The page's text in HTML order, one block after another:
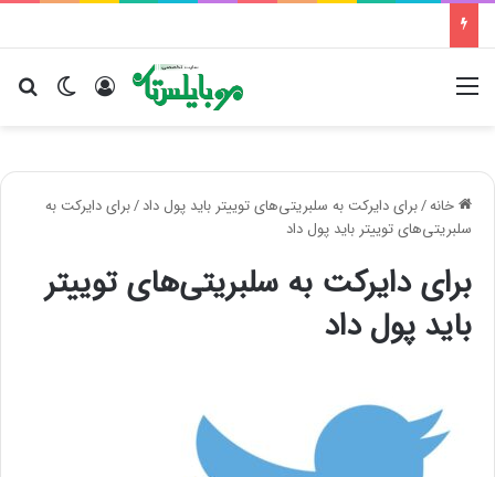
تغییر ورود
خانه/برای دایرکت به سلبریتی‌های توییتر باید پول داد/برای دایرکت به
سلبریتی‌های توییتر باید پول داد
برای دایرکت به سلبریتی‌های توییتر
باید پول داد